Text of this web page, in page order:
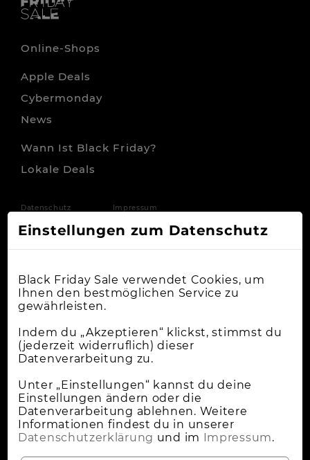
Online-Shops
Apple Deals
Cybermonday
News
Wann Ist Black Friday?
Lokale Deals
Datenschutz Impressum
Einstellungen zum Datenschutz
Black Friday Sale verwendet Cookies, um
Ihnen den bestmöglichen Service zu
gewährleisten.
Indem du „Akzeptieren“ klickst, stimmst du
(jederzeit widerruflich) dieser
Datenverarbeitung zu.
Unter „Einstellungen“ kannst du deine
Einstellungen ändern oder die
Datenverarbeitung ablehnen. Weitere
Informationen findest du in unserer
Datenschutzerklärung und im Impressum.